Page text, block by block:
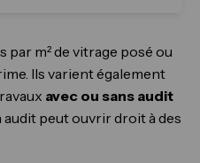
m² de vitrage posé ou
Ils varient également
avec ou sans audit
audit peut ouvrir droit à des